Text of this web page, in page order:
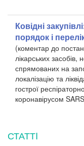
Ковідні
порядок і
(коментар до
лікарських засобів,
спрямованих на
локалізацію та
гострої
коронавірусом
СТАТТI